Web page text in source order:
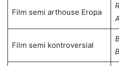
Film semi arthouse Eropa
Film semi kontroversial